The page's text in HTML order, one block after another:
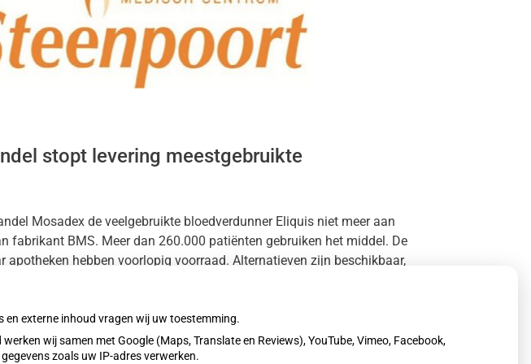
stopt levering meestgebruikte
Mosadex de veelgebruikte bloedverdunner Eliquis niet meer aan
fabrikant BMS. Meer dan 260.000 patiënten gebruiken het middel. De
hebben voorlopig voorraad. Alternatieven zijn beschikbaar,
en externe inhoud vragen wij uw toestemming.
wij samen met Google (Maps, Translate en Reviews), YouTube, Vimeo, Facebook,
zoals uw IP-adres verwerken.